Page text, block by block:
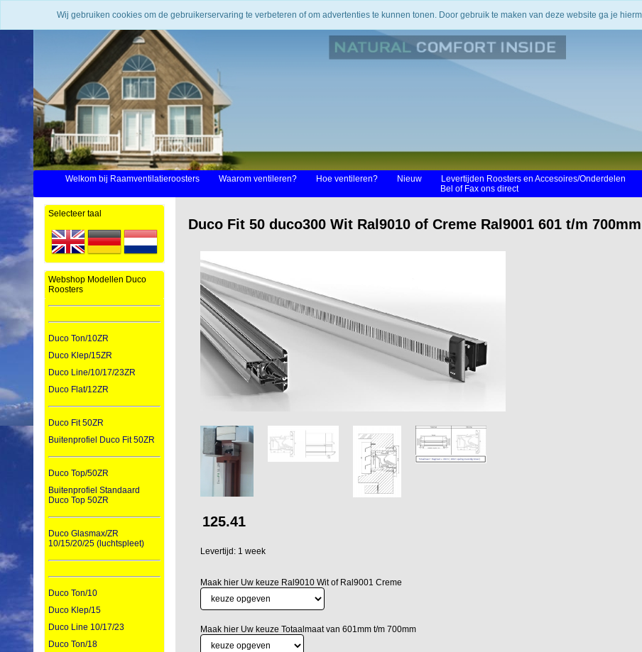
Welkom bij Raamventilatieroosters Waarom ventileren? Hoe ventileren? Nieuw Levertijden Roosters en Accesoires/Onderdelen
Bel of Fax ons direct
Selecteer taal
Webshop Modellen Duco
Roosters
Duco Ton/10ZR
Duco Klep/15ZR
Duco Line/10/17/23ZR
Duco Flat/12ZR
Duco Fit 50ZR
Buitenprofiel Duco Fit 50ZR
Duco Top/50ZR
Buitenprofiel Standaard
Duco Top 50ZR
Duco Glasmax/ZR
10/15/20/25 (luchtspleet)
Duco Ton/10
Duco Klep/15
Duco Line 10/17/23
Duco Ton/18
Duco Fit 50 duco300 Wit Ral9010 of Creme Ral9001 601 t/m 700mm
125.41
Levertijd: 1 week
Maak hier Uw keuze Ral9010 Wit of Ral9001 Creme
Maak hier Uw keuze Totaalmaat van 601mm t/m 700mm
Wij gebruiken cookies om de gebruikerservaring te verbeteren of om advertenties te kunnen tonen. Door gebruik te maken van deze website ga je